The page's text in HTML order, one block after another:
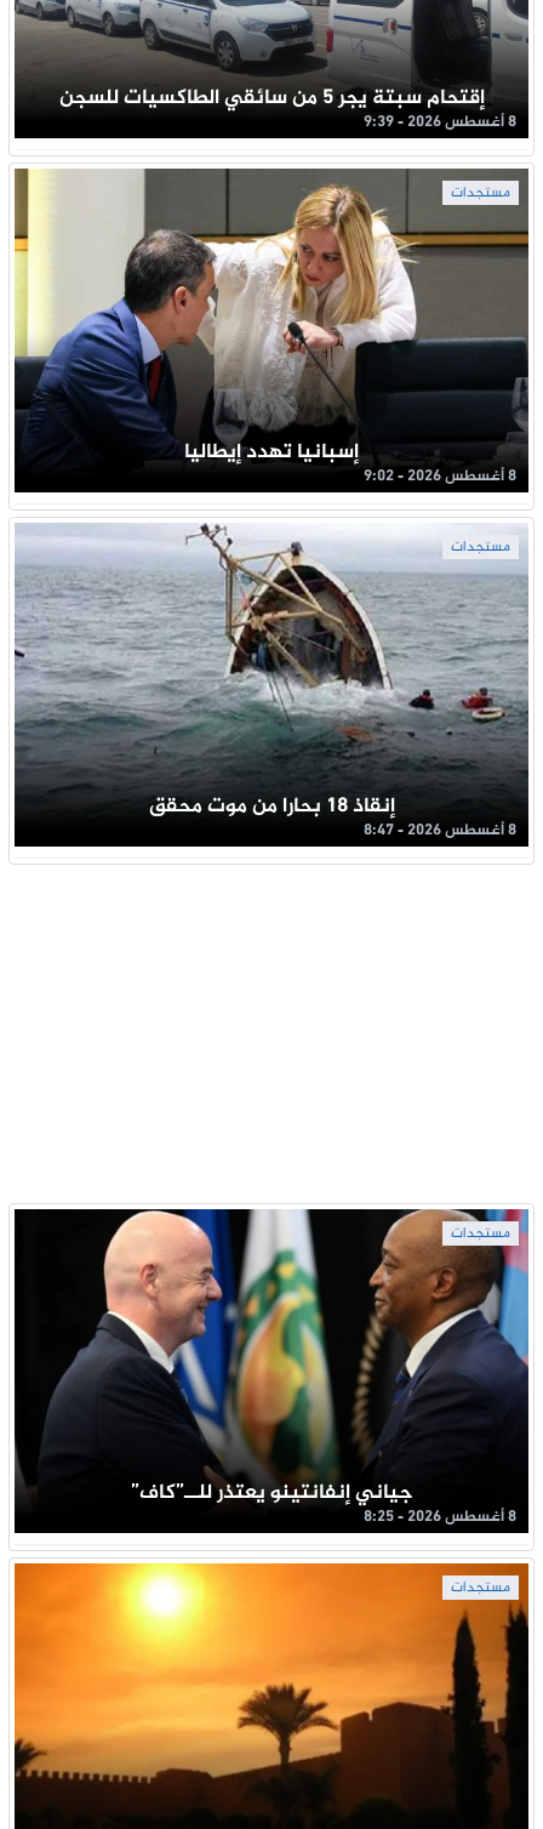
إقتحام سبتة يجر 5 من سائقي الطاكسيات للسجن
8 أغسطس 2026 - 9:39
مستجدات
إسبانيا تهدد إيطاليا
8 أغسطس 2026 - 9:02
مستجدات
إنقاذ 18 بحارا من موت محقق
8 أغسطس 2026 - 8:47
مستجدات
جياني إنفانتينو يعتذر للــ”كاف”
8 أغسطس 2026 - 8:25
مستجدات